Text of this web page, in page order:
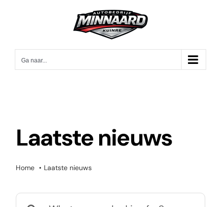
Ga naar...
Laatste nieuws
Home Laatste nieuws
Zoeken